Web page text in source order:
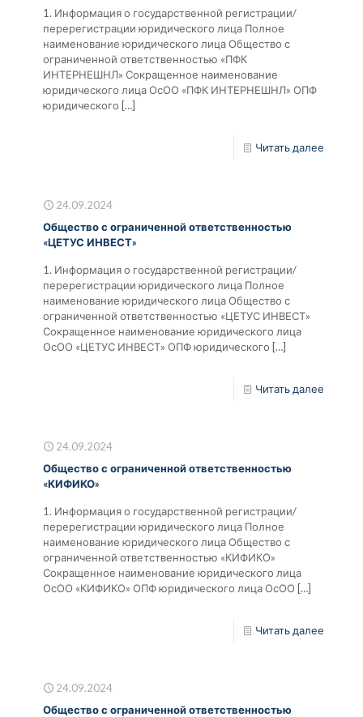
1. Информация о государственной регистрации/
перерегистрации юридического лица Полное
наименование юридического лица Общество с
ограниченной ответственностью «ПФК
ИНТЕРНЕШНЛ» Сокращенное наименование
юридического лица ОсОО «ПФК ИНТЕРНЕШНЛ» ОПФ
юридического […]
Читать далее
24.09.2024
Общество с ограниченной ответственностью
«ЦЕТУС ИНВЕСТ»
1. Информация о государственной регистрации/
перерегистрации юридического лица Полное
наименование юридического лица Общество с
ограниченной ответственностью «ЦЕТУС ИНВЕСТ»
Сокращенное наименование юридического лица
ОсОО «ЦЕТУС ИНВЕСТ» ОПФ юридического […]
Читать далее
24.09.2024
Общество с ограниченной ответственностью
«КИФИКО»
1. Информация о государственной регистрации/
перерегистрации юридического лица Полное
наименование юридического лица Общество с
ограниченной ответственностью «КИФИКО»
Сокращенное наименование юридического лица
ОсОО «КИФИКО» ОПФ юридического лица ОсОО […]
Читать далее
24.09.2024
Общество с ограниченной ответственностью